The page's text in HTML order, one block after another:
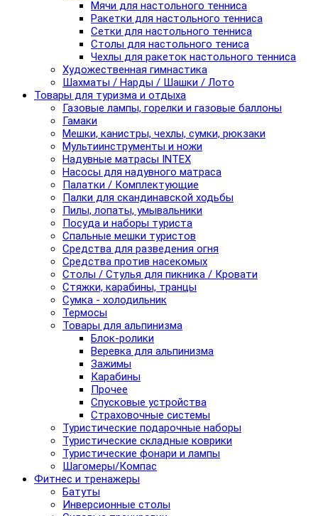
Мячи для настольного тенниса
Ракетки для настольного тенниса
Сетки для настольного тенниса
Столы для настольного тениса
Чехлы для ракеток настольного тенниса
Художественная гимнастика
Шахматы / Нарды / Шашки / Лото
Товары для туризма и отдыха
Газовые лампы, горелки и газовые баллоны
Гамаки
Мешки, канистры, чехлы, сумки, рюкзаки
Мультиинструменты и ножи
Надувные матрасы INTEX
Насосы для надувного матраса
Палатки / Комплектующие
Палки для скандинавской ходьбы
Пилы, лопаты, умывальники
Посуда и наборы туриста
Спальные мешки туристов
Средства для разведения огня
Средства против насекомых
Столы / Стулья для пикника / Кровати
Стяжки, карабины, транцы
Сумка - холодильник
Термосы
Товары для альпинизма
Блок-ролики
Веревка для альпинизма
Зажимы
Карабины
Прочее
Спусковые устройства
Страховочные системы
Туристические подарочные наборы
Туристические складные коврики
Туристические фонари и лампы
Шагомеры/Компас
Фитнес и тренажеры
Батуты
Инверсионные столы